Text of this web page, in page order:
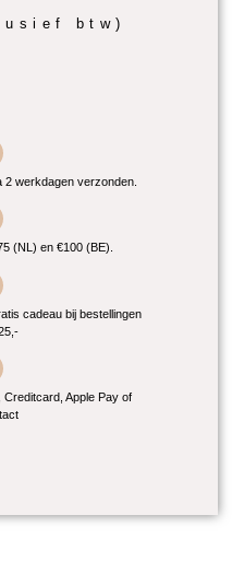
btw)
2 werkdagen verzonden.
(NL) en €100 (BE).
cadeau bij bestellingen
Creditcard, Apple Pay of